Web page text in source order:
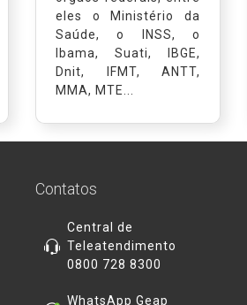
eles o Ministério da
Saúde, o INSS, o
Ibama, Suati, IBGE,
Dnit, IFMT, ANTT,
MMA, MTE...
Contatos
Central de
Teleatendimento
0800 728 8300
WhatsApp Geap